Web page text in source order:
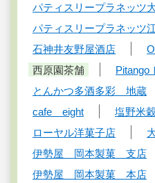
パティスリープラネッツ
パティスリープラネッツ
石神井友野屋酒店
西原園茶舗
Pitango
とんかつ多酒多彩 地蔵
cafe eight
塩野米
ローヤル洋菓子店
伊勢屋 岡本製菓 支店
伊勢屋 岡本製菓 本店